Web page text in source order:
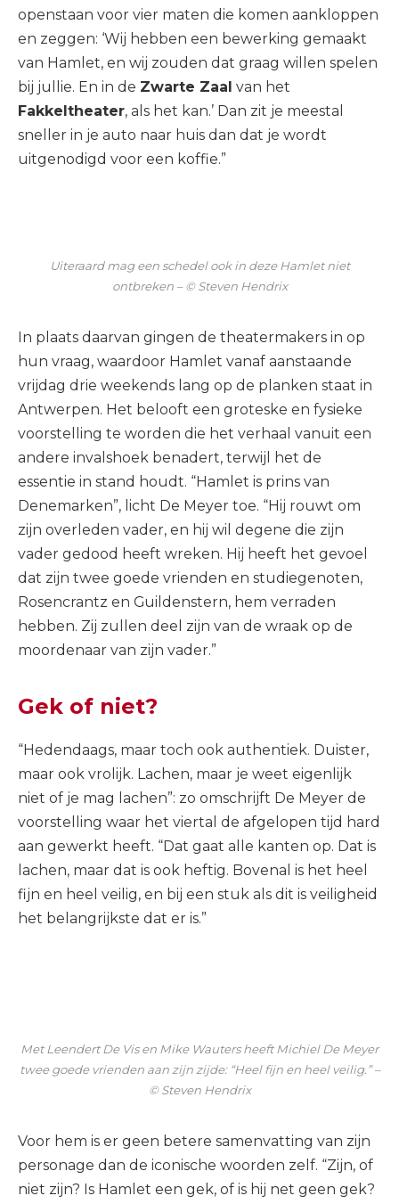
openstaan voor vier maten die komen aankloppen
en zeggen: ‘Wij hebben een bewerking gemaakt
van Hamlet, en wij zouden dat graag willen spelen
bij jullie. En in de Zwarte Zaal van het
Fakkeltheater, als het kan.’ Dan zit je meestal
sneller in je auto naar huis dan dat je wordt
uitgenodigd voor een koffie.”
Uiteraard mag een schedel ook in deze Hamlet niet
ontbreken – © Steven Hendrix
In plaats daarvan gingen de theatermakers in op
hun vraag, waardoor Hamlet vanaf aanstaande
vrijdag drie weekends lang op de planken staat in
Antwerpen. Het belooft een groteske en fysieke
voorstelling te worden die het verhaal vanuit een
andere invalshoek benadert, terwijl het de
essentie in stand houdt. “Hamlet is prins van
Denemarken”, licht De Meyer toe. “Hij rouwt om
zijn overleden vader, en hij wil degene die zijn
vader gedood heeft wreken. Hij heeft het gevoel
dat zijn twee goede vrienden en studiegenoten,
Rosencrantz en Guildenstern, hem verraden
hebben. Zij zullen deel zijn van de wraak op de
moordenaar van zijn vader.”
Gek of niet?
“Hedendaags, maar toch ook authentiek. Duister,
maar ook vrolijk. Lachen, maar je weet eigenlijk
niet of je mag lachen”: zo omschrijft De Meyer de
voorstelling waar het viertal de afgelopen tijd hard
aan gewerkt heeft. “Dat gaat alle kanten op. Dat is
lachen, maar dat is ook heftig. Bovenal is het heel
fijn en heel veilig, en bij een stuk als dit is veiligheid
het belangrijkste dat er is.”
Met Leendert De Vis en Mike Wauters heeft Michiel De Meyer
twee goede vrienden aan zijn zijde: “Heel fijn en heel veilig.” –
© Steven Hendrix
Voor hem is er geen betere samenvatting van zijn
personage dan de iconische woorden zelf. “Zijn, of
niet zijn? Is Hamlet een gek, of is hij net geen gek?